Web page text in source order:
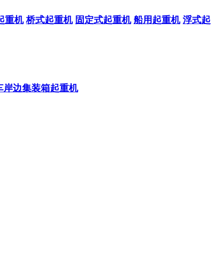
重机 桥式起重机 固定式起重机 船用起重机 浮式起
岸边集装箱起重机